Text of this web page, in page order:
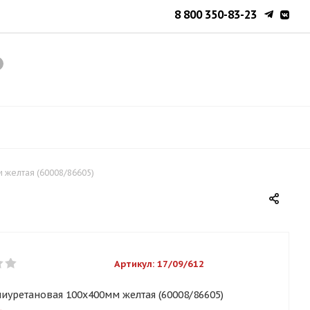
8 800 350-83-23
желтая (60008/86605)
Артикул: 17/09/612
100х400мм желтая (60008/86605)